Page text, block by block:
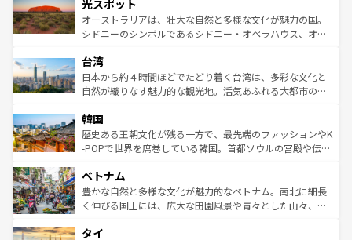
しみながら、その多様性と豊かな歴史を感じることができ
るだろう。車でのロードトリップや列車の旅も、アメリカ
情報は
おすすめ。エメラルドグリーンに輝く海をはじめ、豊かな
文化や歴史が息づいている。「アロハスピリット」と呼ば
人々、おいしいローカルフードやハワイアンミュージッ
ク、伝統的なフラダンスなど、すべてがハワイの魅力を彩
っている。訪れるたびに新しい発見と感動が待っているハ
はコンテンツ一覧
光スポット
オーストラリアは、壮大な自然と多様な文化が魅力の国。
シドニーのシンボルであるシドニー・オペラハウス、オー
リアリーフや大陸中央部にそびえるウルル（エアーズロッ
ク）、タスマニアの美しい原生林やケアンズの熱帯雨林な
ど、見どころがたくさん。また、カフェやワイン、オージ
いる。アクティビティも充実しており、サーフィンやダイ
ビング、ハイキングなど、アウトドア好きにはたまらな
い。オーストラリアの多彩な魅力を存分に味わいつくそ
参照してほしい。
台湾
日本から約４時間ほどでたどり着く台湾は、多彩な文化と
自然が織りなす魅力的な観光地。活気あふれる大都市の台
ン）、静ひつな山岳地帯である台湾東部など、都市の喧騒
と山間の静けさが共存しており、訪れる人に新しい発見と
驚きをもたらしてくれる。また、奥深い台湾の食文化も魅
容にもいいと評判のスイーツなど、バラエティ豊かな料理
が味わえる。 なお、新着の台湾情報は コンテンツ一覧を参
照してほしい。
韓国
歴史ある王朝文化が残る一方で、最先端のファッションやK
-POPで世界を席巻している韓国。首都ソウルの宮殿や伝統
き、地方に足を延ばせば四季折々の自然美を楽しむことが
できる。そして、キムチや焼肉、絶品のストリートフード
まで、さまざまな韓国料理が待っている。夜には、韓国な
リティに包まれながら、韓国の多彩な魅力を心ゆくまで味
ベトナム
豊かな自然と多様な文化が魅力的なベトナム。南北に細長
く伸びる国土には、広大な田園風景や青々とした山々、世
急速な発展と共に伝統が息づく。ハノイの古い町並みやホ
タイ